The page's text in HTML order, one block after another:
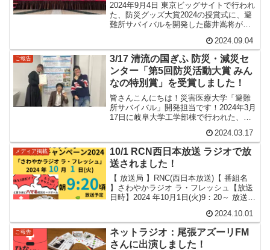
2024年9月4日 東京ビッグサイトで行われ
た、防災グッズ大賞2024の授賞式に、避
難所サバイバルを開発した藤井嵩将が参
で、盾と症状をいただきました。盾は書
道家の柏木白光先生の書かれた「生」！
生きるという意...
2024.09.04
ご報告
3/17 清流の国ぎふ 防災・減災セ
ンター「第5回防災活動大賞 みん
なの特別賞」を受賞しました！
皆さんこんにちは！災害医療大学「避難
所サバイバル」開発担当です！2024年3月
17日に岐阜大学工学部棟で行われた、清
防災活動大賞」公開選考会に参加してき
ました。岐阜大学学生保安消防隊＆災害
医療大学でエン...
2024.03.17
メディア掲載
10/1 RCN西日本放送 ラジオで放
送されました！
【 放送局 】RNC(西日本放送)【 番組名
】さわやかラジオ ラ・フレッシュ【放送
日時】2024 年10月1日(火)9：20～ 放送予
として放送されます！香川県におけるラ
ジオ放送なので、香川の方は...
2024.10.01
ご報告
ネットラジオ：尾張アズーリFM
さんに出演しました！